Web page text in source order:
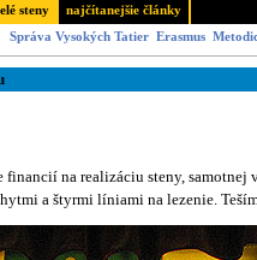
steny
najčítanejšie články
Správa Vysokých Tatier Erasmus
na realizáciu steny,
a štyrmi líniami na lezenie.